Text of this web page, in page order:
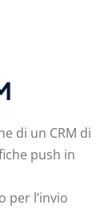
di un CRM di
push in
per l’invio